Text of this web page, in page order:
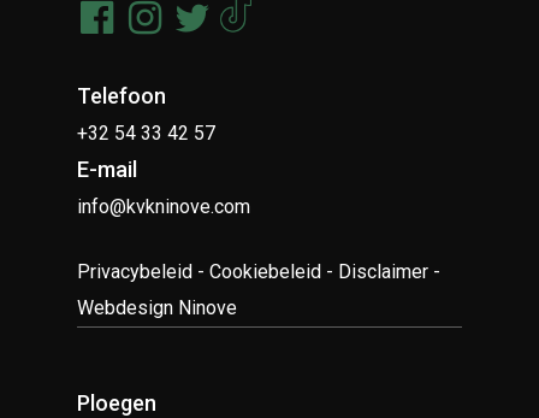
Telefoon
+32 54 33 42 57
E-mail
info@kvkninove.com
Privacybeleid -Cookiebeleid - Disclaimer -
Webdesign Ninove
Ploegen